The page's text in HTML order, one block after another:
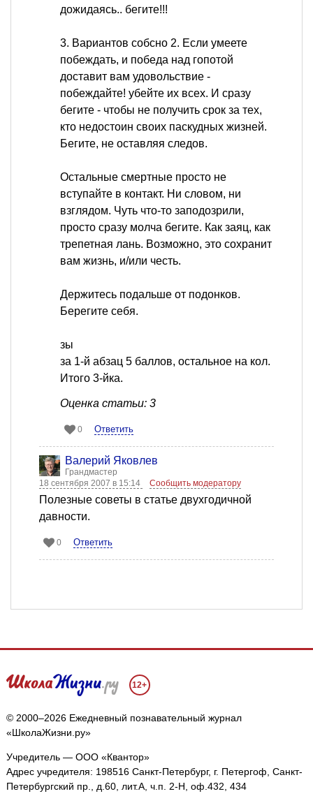
дожидаясь.. бегите!!!
3. Вариантов собсно 2. Если умеете
побеждать, и победа над гопотой
доставит вам удовольствие -
побеждайте! убейте их всех. И сразу
бегите - чтобы не получить срок за тех,
кто недостоин своих паскудных жизней.
Бегите, не оставляя следов.
Остальные смертные просто не
вступайте в контакт. Ни словом, ни
взглядом. Чуть что-то заподозрили,
просто сразу молча бегите. Как заяц, как
трепетная лань. Возможно, это сохранит
вам жизнь, и/или честь.
Держитесь подальше от подонков.
Берегите себя.
зы
за 1-й абзац 5 баллов, остальное на кол.
Итого 3-йка.
Оценка статьи: 3
0 Ответить
Валерий Яковлев
Грандмастер
18 сентября 2007 в 15:14
Сообщить модератору
Полезные советы в статье двухгодичной
давности.
0 Ответить
12+
© 2000–2026 Ежедневный познавательный журнал
«ШколаЖизни.ру»
Учредитель — ООО «Квантор»
Адрес учредителя: 198516 Санкт-Петербург, г. Петергоф, Санкт-
Петербургский пр., д.60, лит.А, ч.п. 2-Н, оф.432, 434